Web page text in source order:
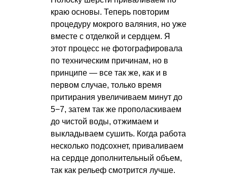
краю основы. Теперь повторим
процедуру мокрого валяния, но уже
вместе с отделкой и сердцем. Я
этот процесс не фотографировала
по техническим причинам, но в
принципе — все так же, как и в
первом случае, только время
притирания увеличиваем минут до
5−7, затем так же прополаскиваем
до чистой воды, отжимаем и
выкладываем сушить. Когда работа
несколько подсохнет, приваливаем
на сердце дополнительный объем,
так как рельеф смотрится лучше.